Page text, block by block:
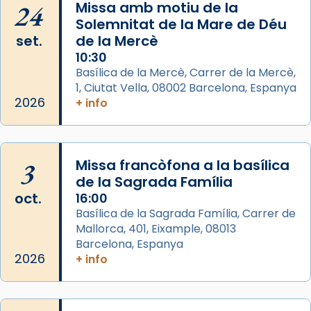
📸 Dr. G. Simón
Photo
View on Facebook ·
Arquebisbat de Barcelona
Memòria de les santes Juliana i
Semproniana, verges i màrtirs.
Acompanyant la història de sant Cugat, a
partir de l’Edat Mitjana sorgeix la tradició
que les santes Juliana (“relatiu a Júlia”) i
Semproniana (“relatiu a Semprònia =
eterna”) són deixebles seves. I l’any 1667, el
frare Joan Gaspar Roig, afirma en una obra
que les santes són filles de l’antiga Iluro.
Mataró en reivindicarà les relíquies fins que
24
set.
2026
Missa amb motiu de la
Solemnitat de la Mare de Déu
de la Mercè
10:30
Basílica de la Mercè, Carrer de la Mercè,
1, Ciutat Vella, 08002 Barcelona, Espanya
+ info
3
oct.
2026
Missa francòfona a la basílica
de la Sagrada Família
16:00
Basílica de la Sagrada Família, Carrer de
Mallorca, 401, Eixample, 08013
Barcelona, Espanya
+ info